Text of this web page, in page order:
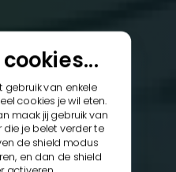
gebruik van enkele
cookies je wil eten.
maak jij gebruik van
je belet verder te
de shield modus
en dan de shield